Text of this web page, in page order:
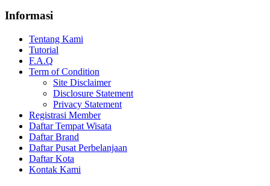
Informasi
Tentang Kami
Tutorial
F.A.Q
Term of Condition
Site Disclaimer
Disclosure Statement
Privacy Statement
Registrasi Member
Daftar Tempat Wisata
Daftar Brand
Daftar Pusat Perbelanjaan
Daftar Kota
Kontak Kami